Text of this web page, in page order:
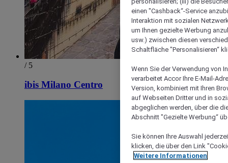
/ 5
ibis Milano Centro
einen "Cashback“-Service
Interaktion mit sozialen
um Ihnen gezielte Werbung
usw.) zwischen diesen
Schaltfläche "Personalisieren“
Wenn Sie der Verwendung von
verarbeitet Accor Ihre E-Mail-
Version, kombiniert mit Ihren
auf Webseiten Dritter und in
abgeglichen werden, über die
Abschnitt "Gezielte Werbung“
Sie können Ihre Auswahl
klicken, die über den Link
Weitere Informationen